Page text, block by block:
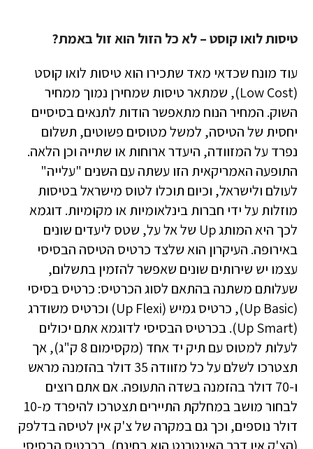
טיסות לואו קוסט – לא כל הזול הוא זול באמת?
עוד מונח שכדאי מאד שתכירו הוא טיסות לואו קוסט
(Low Cost), שמתאר טיסות שמחירן נמוך ממחיר
השוק. המחיר הנוח מתאפשר הודות לתנאים בסיסיים
יחסית של הטיסה, למשל מטוסים פשוטים, תשלום
נפרד על המזוודה, היעדר ארוחות או שתייה וכן הלאה.
התופעה האמריקאית הזו עשתה עם השנים "עלייה"
לעולם ולישראל, וכיום תוכלו לטוס מישראל בטיסות
מוזלות על ידי חברות בינלאומיות או מקומיות. דוגמא
לכך היא המותג Up של אל על, שטס ליעדים שונים
באירופה. העיקרון הוא שלצד כרטיס הטיסה הבסיסי
עצמו יש שירותים שונים שאפשר להזמין בתשלום,
שעלותם משתנה בהתאם לסוג הכרטיס: כרטיס בסיסי
(Up Basic), כרטיס גמיש (Up Flexi) וכרטיס משודרג
(Up Smart). בכרטיס הבסיסי לדוגמא אתם יכולים
לעלות למטוס עם תיק יד אחד (מקסימום 8 ק"ג), אך
תצטרכו לשלם על כל מזוודה 35 דולר בהזמנה מראש
ו-70 דולר בהזמנה בשדה התעופה. אם אתם רוצים
לבחור מושב במחלקת התיירים תצטרכו להיפרד מ-10
דולר נוספים, וכך גם במקרה של צ'ק אין לטיסה בדלפק